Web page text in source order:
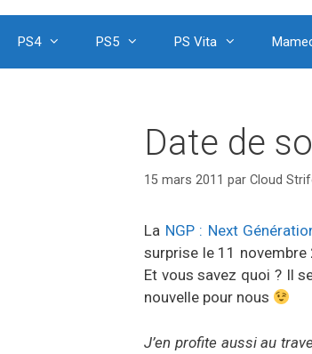
PS4 PS5 PS Vita
Date de
15 mars 2011 par Cloud
La NGP : Next
surprise le 11
Et vous savez quoi ? Il
nouvelle pour nous
J’en profite aussi au